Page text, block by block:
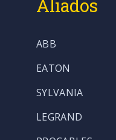
Aliados
ABB
EATON
SYLVANIA
LEGRAND